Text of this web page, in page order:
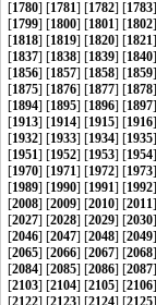
[1780] [1781] [1782] [1783
[1799] [1800] [1801] [1802
[1818] [1819] [1820] [1821
[1837] [1838] [1839] [1840
[1856] [1857] [1858] [1859
[1875] [1876] [1877] [1878
[1894] [1895] [1896] [1897
[1913] [1914] [1915] [1916
[1932] [1933] [1934] [1935
[1951] [1952] [1953] [1954
[1970] [1971] [1972] [1973
[1989] [1990] [1991] [1992
[2008] [2009] [2010] [2011
[2027] [2028] [2029] [2030
[2046] [2047] [2048] [2049
[2065] [2066] [2067] [2068
[2084] [2085] [2086] [2087
[2103] [2104] [2105] [2106
[2122] [2123] [2124] [2125